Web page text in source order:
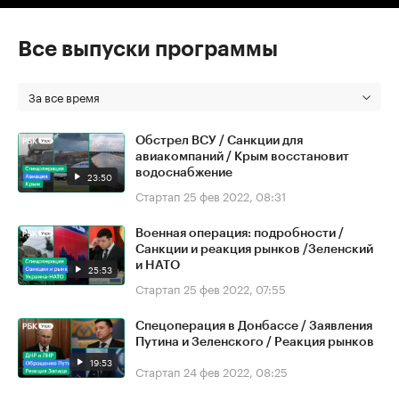
Все выпуски программы
За все время
23:50
Обстрел ВСУ / Санкции для
авиакомпаний / Крым восстановит
водоснабжение
Стартап 25 фев 2022, 08:31
25:53
Военная операция: подробности /
Санкции и реакция рынков /Зеленский
и НАТО
Стартап 25 фев 2022, 07:55
19:53
Спецоперация в Донбассе / Заявления
Путина и Зеленского / Реакция рынков
Стартап 24 фев 2022, 08:25